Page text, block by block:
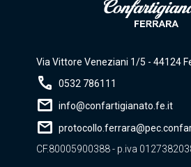
Via Vittore Veneziani 1/5 - 44124
call 0532 786111
mail info@confartigianato.fe.it
mail
CF.80005900388 - p.iva